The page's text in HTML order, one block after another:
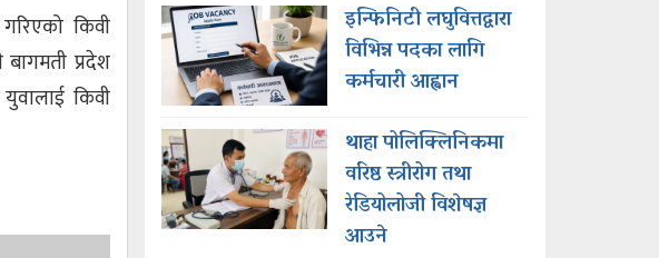
किवी
प्रदेश
किवी
इन्फिनिटी लघुवित्तद्वारा
विभिन्न पदका लागि
कर्मचारी आह्वान
थाहा पोलिक्लिनिकमा
वरिष्ठ स्त्रीरोग तथा
रेडियोलोजी विशेषज्ञ
आउने